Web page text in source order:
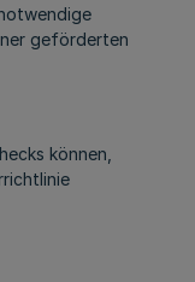
geförderten
können,